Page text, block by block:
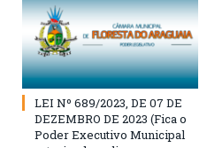
LEI Nº 689/2023, DE 07 DE
DEZEMBRO DE 2023 (Fica o
Poder Executivo Municipal